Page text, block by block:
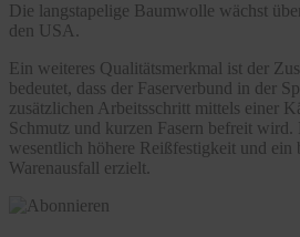
Die langstapelige Baumwolle wächst
den USA.
Ein weiteres Qualitätsmerkmal ist der
bedeutet, dass der Faserverbund in der
zusätzlichen Arbeitsschritt mittels einer
Schmutz und kurzen Fasern befreit wird.
wesentlich höhere Reißfestigkeit und ein
Warenausfall erzielt.